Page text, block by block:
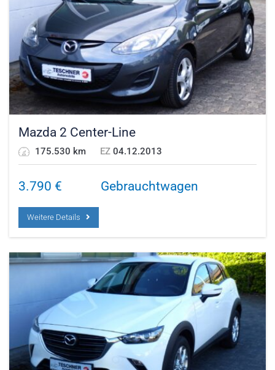
Mazda 2 Center-Line
175.530 km EZ 04.12.2013
3.790 € Gebrauchtwagen
Weitere Details